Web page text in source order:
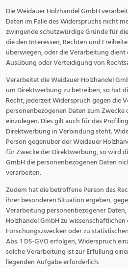
Die Weidauer Holzhandel GmbH
Daten im Falle des Widerspruchs nicht
zwingende schutzwürdige Gründe für
die den Interessen, Rechten und
überwiegen, oder die Verarbeitung
Ausübung oder Verteidigung von
Verarbeitet die Weidauer Holzhandel
um Direktwerbung zu betreiben, so hat
Recht, jederzeit Widerspruch gegen die
personenbezogenen Daten zum
einzulegen. Dies gilt auch für das
Direktwerbung in Verbindung steht.
Person gegenüber der Weidauer
für Zwecke der Direktwerbung, so wird
GmbH die personenbezogenen Daten
verarbeiten.
Zudem hat die betroffene Person das
ihrer besonderen Situation ergeben,
Verarbeitung personenbezogener
Holzhandel GmbH zu
Forschungszwecken oder zu
Abs. 1 DS-GVO erfolgen, Widerspruch
solche Verarbeitung ist zur Erfüllung
liegenden Aufgabe erforderlich.